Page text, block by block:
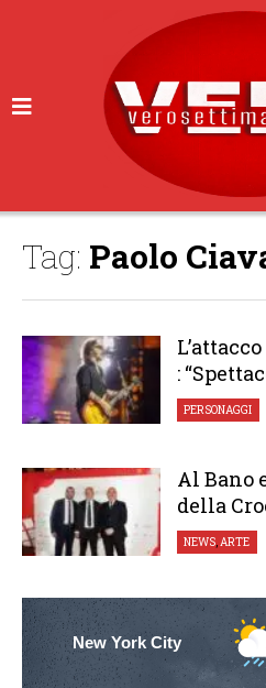
Tag: Paolo
:
PERSONAGGI
Al Bano
della
NEWS,ARTE
New York City